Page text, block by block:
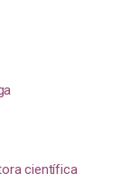
científica